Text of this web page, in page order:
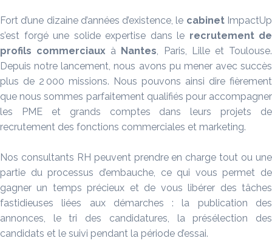
Fort d’une dizaine d’années d’existence, le cabinetImpactUp
s’est forgé une solide expertise dans le recrutement de
profils commerciaux à Nantes, Paris, Lille et Toulouse.
Depuis notre lancement, nous avons pu mener avec succès
plus de 2 000 missions. Nous pouvons ainsi dire fièrement
que nous sommes parfaitement qualifiés pour accompagner
les PME et grands comptes dans leurs projets de
recrutement des fonctions commerciales et marketing.
Nos consultants RH peuvent prendre en charge tout ou une
partie du processus d’embauche, ce qui vous permet de
gagner un temps précieux et de vous libérer des tâches
fastidieuses liées aux démarches : la publication des
annonces, le tri des candidatures, la présélection des
candidats et le suivi pendant la période d’essai.